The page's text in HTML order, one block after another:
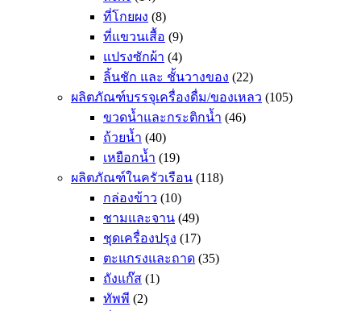
ที่โกยผง (8)
ที่แขวนเสื้อ (9)
แปรงซักผ้า (4)
ลิ้นชัก และ ชั้นวางของ (22)
ผลิตภัณฑ์บรรจุเครื่องดื่ม/ของเหลว (105)
ขวดน้ำและกระติกน้ำ (46)
ถ้วยน้ำ (40)
เหยือกน้ำ (19)
ผลิตภัณฑ์ในครัวเรือน (118)
กล่องข้าว (10)
ชามและจาน (49)
ชุดเครื่องปรุง (17)
ตะแกรงและถาด (35)
ถังแก๊ส (1)
ทัพพี (2)